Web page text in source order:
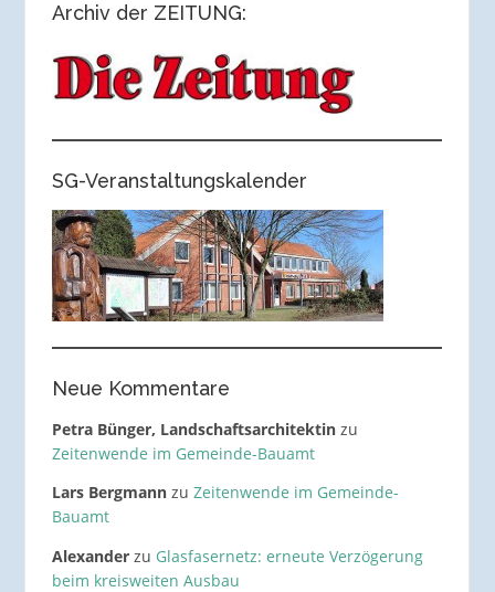
Archiv der ZEITUNG:
SG-Veranstaltungskalender
Neue Kommentare
Petra Bünger, Landschaftsarchitektinzu
Zeitenwende im Gemeinde-Bauamt
Lars Bergmannzu Zeitenwende im Gemeinde-
Bauamt
Alexanderzu Glasfasernetz: erneute Verzögerung
beim kreisweiten Ausbau